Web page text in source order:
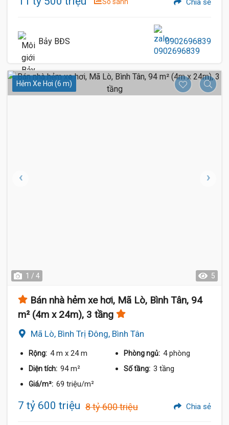
Chia sẻ
Bảy BĐS 0902696839
Hẻm Xe Hơi (6 m)
1 / 4 5
Bán nhà hẻm xe hơi, Mã Lò, Bình Tân, 94
m² (4m x 24m), 3 tầng
Mã Lò, Bình Trị Đông, Bình Tân
Rộng: 4 m x 24 m Phòng ngủ: 4 phòng
Diện tích: 94 m² Số tầng: 3 tầng
Giá/m²: 69 triệu/m²
7 tỷ 600 triệu 8 tỷ 600 triệu Chia sẻ